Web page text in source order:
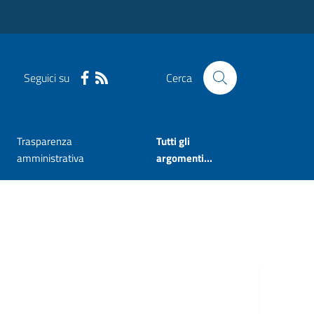
Seguici su Cerca
Trasparenza
amministrativa
Tutti gli
argomenti...